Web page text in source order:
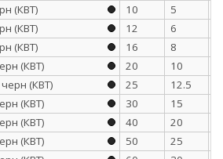
(КВТ) 10 5
(КВТ) 12 6
(КВТ) 16 8
(КВТ) 20 10
(КВТ) 25 12.5
(КВТ) 30 15
(КВТ) 40 20
(КВТ) 50 25